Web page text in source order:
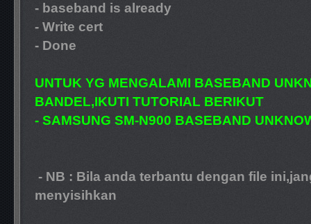
- baseband is already
- Write cert
- Done
UNTUK YG MENGALAMI BASEBAND
BANDEL,IKUTI TUTORIAL BERIKUT
- SAMSUNG SM-N900 BASEBAND
- NB : Bila anda terbantu dengan file
menyisihkan